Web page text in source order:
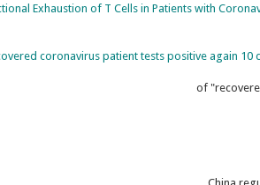
Exhaustion of T Cells in Patients with
coronavirus patient tests positive again